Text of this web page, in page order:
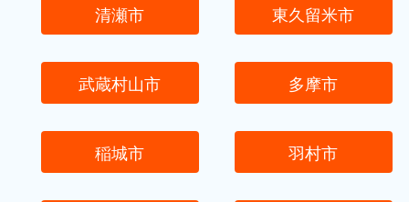
清瀬市 東久留米市
武蔵村山市 多摩市
稲城市 羽村市